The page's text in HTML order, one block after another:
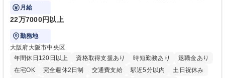
門の企画スタッフ、ルート営業
月給
22万7000円以上
勤務地
大阪府大阪市中央区
年間休日120日以上
資格取得支援あり 時短勤務あり
退職金あり
在宅OK
完全週休2日制 交通費支給 駅近5分以内
土日祝休み